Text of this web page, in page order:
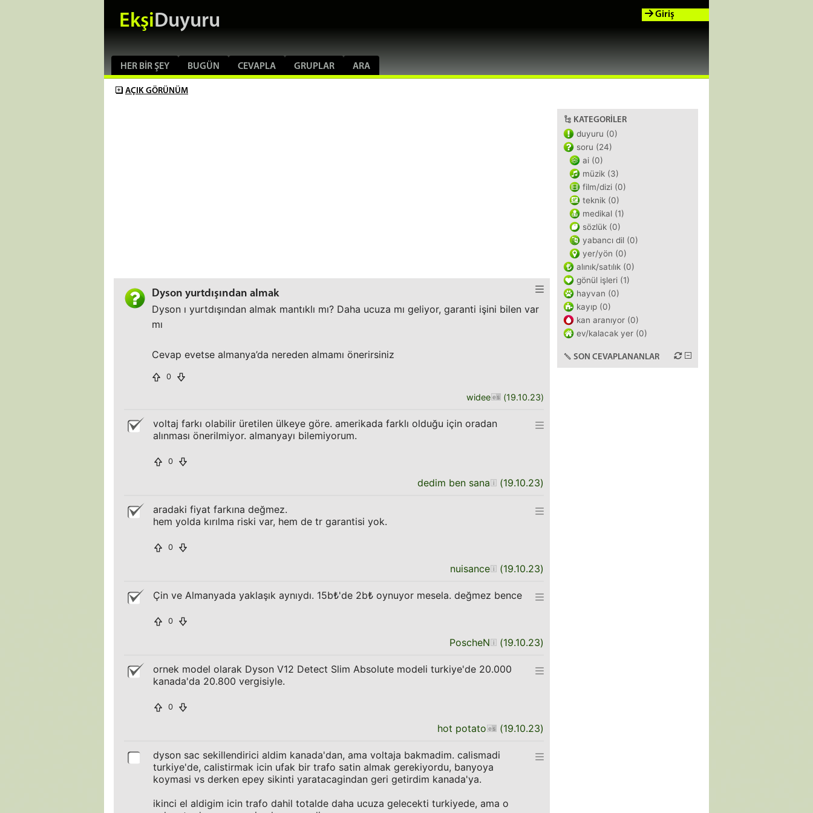
EkşiDuyuru
HER BIR ŞEY BUGÜN CEVAPLA GRUPLAR ARA
Giriş
AÇIK GÖRÜNÜM
Dyson yurtdışından almak
Dyson ı yurtdışından almak mantıklı mı? Daha ucuza mı geliyor, garanti işini bilen var
mı
Cevap evetse almanya’da nereden almamı önerirsiniz
0
widee (19.10.23)
voltaj farkı olabilir üretilen ülkeye göre. amerikada farklı olduğu için oradan
alınması önerilmiyor. almanyayı bilemiyorum.
0
dedim ben sana (19.10.23)
aradaki fiyat farkına değmez.
hem yolda kırılma riski var, hem de tr garantisi yok.
0
nuisance (19.10.23)
Çin ve Almanyada yaklaşık aynıydı. 15b₺'de 2b₺ oynuyor mesela. değmez bence
0
PoscheN (19.10.23)
ornek model olarak Dyson V12 Detect Slim Absolute modeli turkiye'de 20.000
kanada'da 20.800 vergisiyle.
0
hot potato (19.10.23)
dyson sac sekillendirici aldim kanada'dan, ama voltaja bakmadim. calismadi
turkiye'de, calistirmak icin ufak bir trafo satin almak gerekiyordu, banyoya
koymasi vs derken epey sikinti yaratacagindan geri getirdim kanada'ya.
ikinci el aldigim icin trafo dahil totalde daha ucuza gelecekti turkiyede, ama o
KATEGORILER
duyuru (0)
soru (24)
ai (0)
müzik (3)
film/dizi (0)
teknik (0)
medikal (1)
sözlük (0)
yabancı dil (0)
yer/yön (0)
alınık/satılık (0)
gönül işleri (1)
hayvan (0)
kayıp (0)
kan aranıyor (0)
ev/kalacak yer (0)
SON CEVAPLANANLAR